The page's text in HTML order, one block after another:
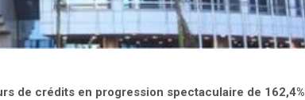
de crédits en progression spectaculaire de 162,4%